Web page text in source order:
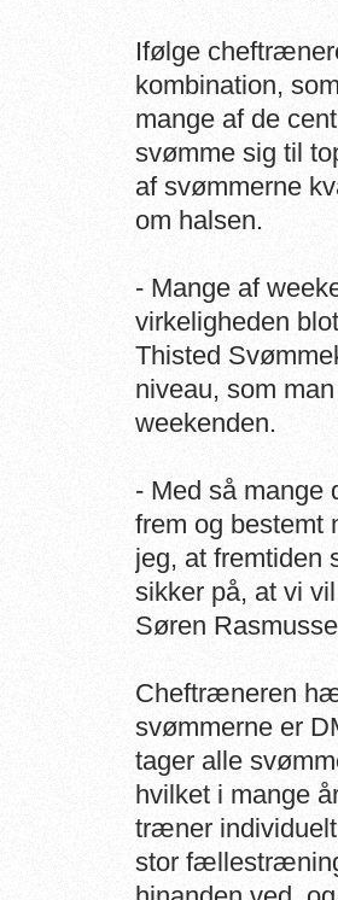
Ifølge
kombination,
mange af de
svømme sig til
af svømmerne
om halsen.
- Mange af
virkeligheden
Thisted
niveau, som
weekenden.
- Med så mange
frem og
jeg, at fremtiden
sikker på, at vi
Søren
Cheftræneren
svømmerne er
tager alle
hvilket i mange
træner
stor